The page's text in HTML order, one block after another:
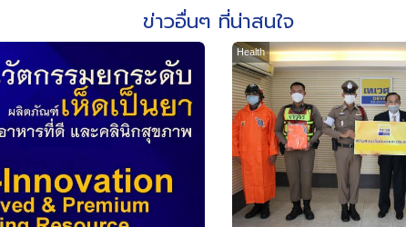
ข่าวอื่นๆ ที่น่าสนใจ
Health